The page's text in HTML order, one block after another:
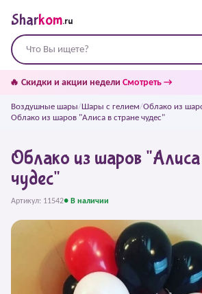
Sharkom.ru
🔥 Скидки и акции недели Смотреть →
Воздушные шары/Шары с гелием/Облако из
Облако из шаров "Алиса в стране чудес"
Облако из шаров "Алиса
чудес"
Артикул: 11542● В наличии